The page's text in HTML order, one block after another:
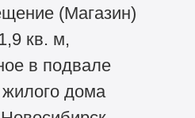
(Магазин)
кв. м,
в подвале
дома